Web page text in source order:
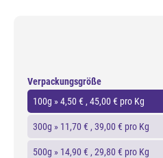
Verpackungsgröße
100g »4,50 € , 45,00 € pro Kg
300g » 11,70 € , 39,00 € pro Kg
500g » 14,90 € , 29,80 € pro Kg